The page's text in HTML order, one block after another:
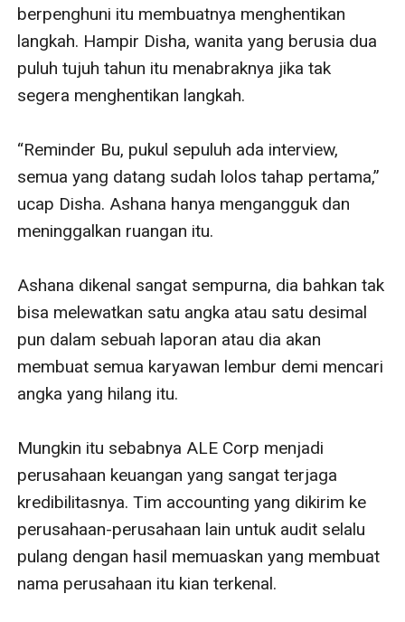
berpenghuni itu membuatnya menghentikan
langkah. Hampir Disha, wanita yang berusia dua
puluh tujuh tahun itu menabraknya jika tak
segera menghentikan langkah.
“Reminder Bu, pukul sepuluh ada interview,
semua yang datang sudah lolos tahap pertama,”
ucap Disha. Ashana hanya mengangguk dan
meninggalkan ruangan itu.
Ashana dikenal sangat sempurna, dia bahkan tak
bisa melewatkan satu angka atau satu desimal
pun dalam sebuah laporan atau dia akan
membuat semua karyawan lembur demi mencari
angka yang hilang itu.
Mungkin itu sebabnya ALE Corp menjadi
perusahaan keuangan yang sangat terjaga
kredibilitasnya. Tim accounting yang dikirim ke
perusahaan-perusahaan lain untuk audit selalu
pulang dengan hasil memuaskan yang membuat
nama perusahaan itu kian terkenal.